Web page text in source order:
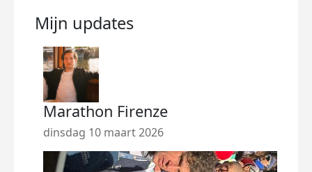
Mijn updates
Marathon Firenze
dinsdag 10 maart 2026